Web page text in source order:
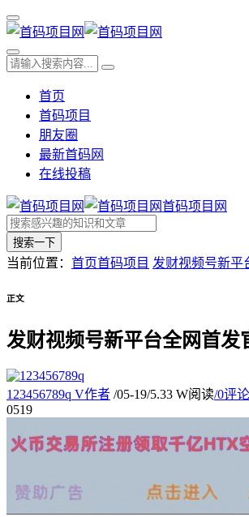
首页
首码项目
朋友圈
最新首码网
在线投稿
首码项目网
搜索一下
当前位置： 首页首码项目 发财视频号新平
正文
发财视频号新平台全网首发
123456789q V作者 /05-19/5.33 W阅读/0评论
0519